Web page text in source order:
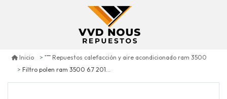
Inicio
Repuestos calefacción y aire acondicionado ram 3500
Filtro polen ram 3500 6.7 2016/2018